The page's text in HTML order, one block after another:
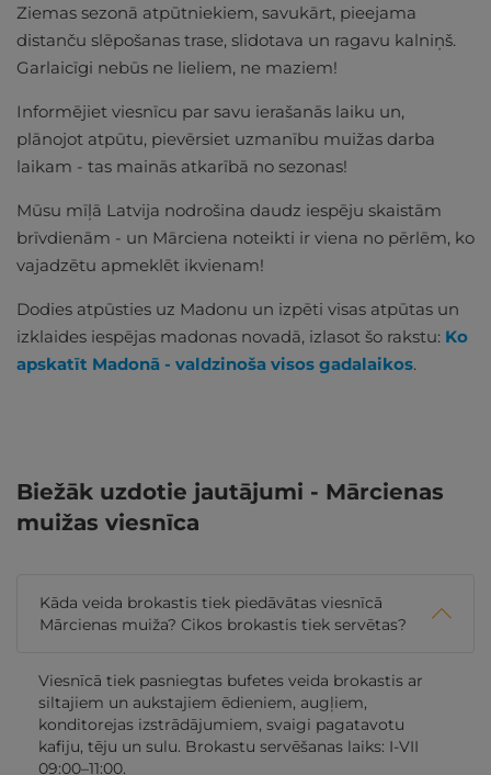
Ziemas sezonā atpūtniekiem, savukārt, pieejama
distanču slēpošanas trase, slidotava un ragavu kalniņš.
Garlaicīgi nebūs ne lieliem, ne maziem!
Informējiet viesnīcu par savu ierašanās laiku un,
plānojot atpūtu, pievērsiet uzmanību muižas darba
laikam - tas mainās atkarībā no sezonas!
Mūsu mīļā Latvija nodrošina daudz iespēju skaistām
brīvdienām - un Mārciena noteikti ir viena no pērlēm, ko
vajadzētu apmeklēt ikvienam!
Dodies atpūsties uz Madonu un izpēti visas atpūtas un
izklaides iespējas madonas novadā, izlasot šo rakstu: Ko
apskatīt Madonā - valdzinoša visos gadalaikos.
Biežāk uzdotie jautājumi - Mārcienas
muižas viesnīca
Kāda veida brokastis tiek piedāvātas viesnīcā
Mārcienas muiža? Cikos brokastis tiek servētas?
Viesnīcā tiek pasniegtas bufetes veida brokastis ar
siltajiem un aukstajiem ēdieniem, augļiem,
konditorejas izstrādājumiem, svaigi pagatavotu
kafiju, tēju un sulu. Brokastu servēšanas laiks: I-VII
09:00–11:00.